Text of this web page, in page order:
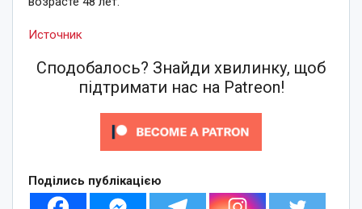
Источник
Сподобалось? Знайди хвилинку, щоб
підтримати нас на Patreon!
Поділись публікацією